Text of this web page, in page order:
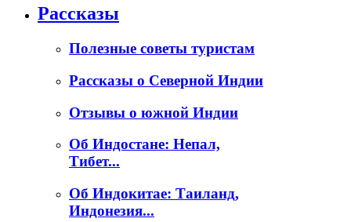
Рассказы
Полезные советы туристам
Рассказы о Северной Индии
Отзывы о южной Индии
Об Индостане: Непал,
Тибет...
Об Индокитае: Таиланд,
Индонезия...